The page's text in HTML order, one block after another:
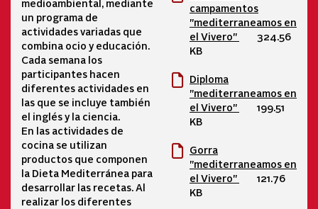
medioambiental, mediante
un programa de
actividades variadas que
combina ocio y educación.
Cada semana los
participantes hacen
diferentes actividades en
las que se incluye también
el inglés y la ciencia.
En las actividades de
cocina se utilizan
productos que componen
la Dieta Mediterránea para
desarrollar las recetas. Al
realizar los diferentes
campamentos
"mediterraneamos en
el Vivero"
324.56
KB
Diploma
"mediterraneamos en
el Vivero"
199.51
KB
Gorra
"mediterraneamos en
el Vivero"
121.76
KB